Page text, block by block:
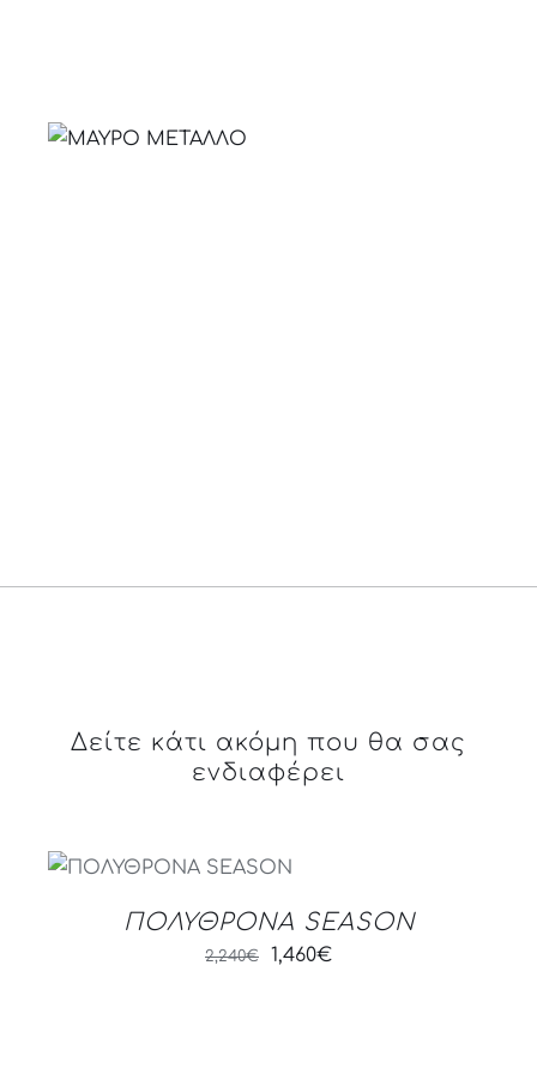
Δείτε κάτι ακόμη που θα σας
ενδιαφέρει
DETAILS
ΠΟΛΥΘΡΟΝΑ SEASON
2,240€
Original
1,460€Current